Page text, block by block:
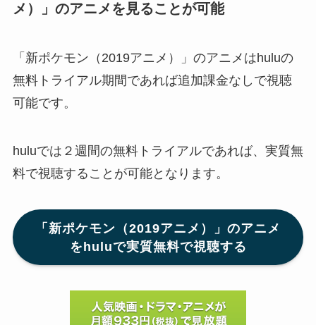
メ）」のアニメ を見ることが可能
「新ポケモン（2019アニメ）」のアニメはhuluの
無料トライアル期間であれば追加課金なしで視聴
可能です。
huluでは２週間の無料トライアルであれば、実質無
料で視聴することが可能となります。
「新ポケモン（2019アニメ）」のアニメ
をhuluで実質無料で視聴する